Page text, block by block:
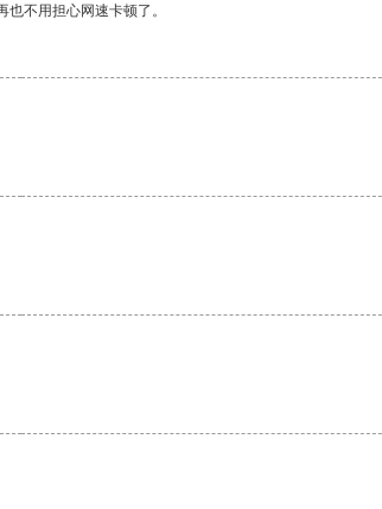
不用担心网速卡顿了。